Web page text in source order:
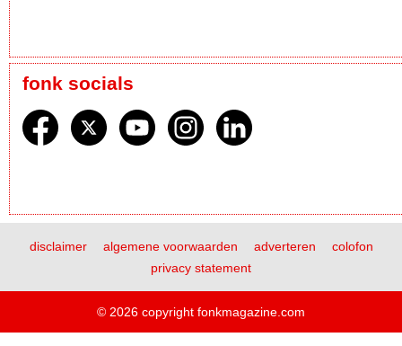
fonk socials
disclaimer algemene voorwaarden adverteren
colofon
privacy statement
© 2026 copyright fonkmagazine.com